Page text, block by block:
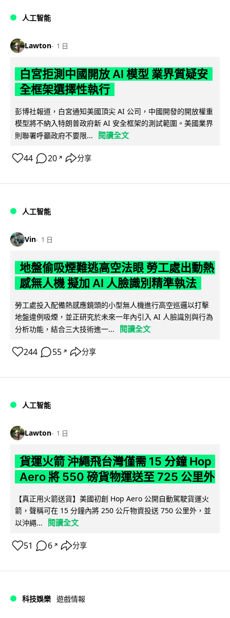
人工智能
Lawton 1 日
白宮拒測中國開放 AI 模型 業界質疑安
全框架選擇性執行
彭博社報道，白宮通知美國頂尖 AI 公司，中國開發的開放權重
模型將不納入特朗普政府新 AI 安全框架的測試範圍。美國業界
則聯署呼籲政府不要限...
閱讀全文
44 20 ↗ 分享
人工智能
Vin 1 日
地盤偷吸煙難逃高空法眼 勞工處出動熱
感無人機 擬加 AI 人臉識別精準執法
勞工處投入配備熱感應鏡頭的小型無人機進行高空巡邏以打擊
地盤違例吸煙，並正研究於未來一年內引入 AI 人臉識別與行為
分析功能，結合三大技術進一...
閱讀全文
244 55 ↗ 分享
人工智能
Lawton 1 日
貨運火箭 沖繩飛台灣僅需 15 分鐘 Hop
Aero 將 550 磅貨物運送至 725 公里外
【真正用火箭送貨】美國初創 Hop Aero 公開自動駕駛貨運火
箭，聲稱可在 15 分鐘內將 250 公斤物資投送 750 公里外，並
以沖繩...
閱讀全文
51 6 ↗ 分享
科技娛樂 遊戲情報